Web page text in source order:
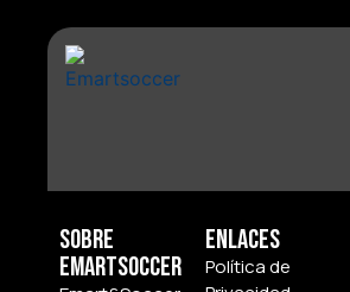
Sobre
Emartsoccer
Enlaces
Política de